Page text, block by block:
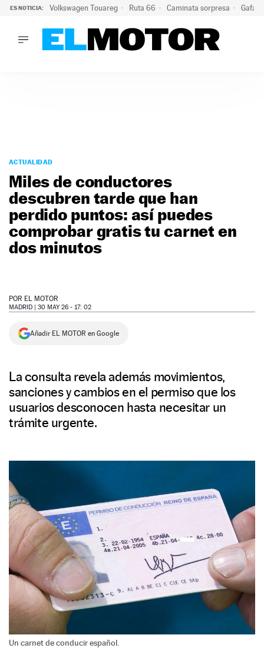
ES NOTICIA: Volkswagen Touareg Ruta 66 Caminata sorpresa Gafas
PODCAST
MOTOS
TECNOLOGÍA
SUPERCOCHES
MOTORTV
PREMIOS
SERVICIOS
ACTUALIDAD
Miles de conductores
descubren tarde que han
perdido puntos: así puedes
comprobar gratis tu carnet en
dos minutos
POR EL MOTOR
MADRID | 30 MAY 26 - 17: 02
Añadir EL MOTOR en Google
La consulta revela además movimientos,
sanciones y cambios en el permiso que los
usuarios desconocen hasta necesitar un
trámite urgente.
Un carnet de conducir español.